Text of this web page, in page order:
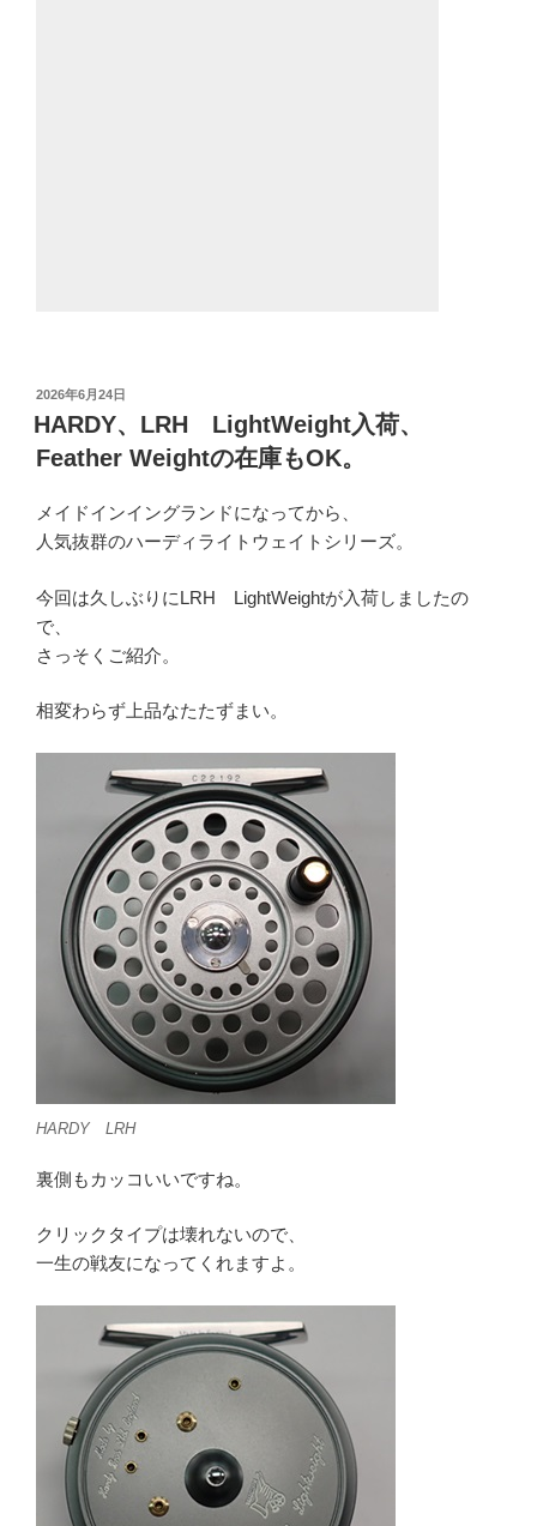
投
稿
日:
2026年6月24日
HARDY、LRH LightWeight入荷、
Feather Weightの在庫もOK。
メイドインイングランドになってから、
人気抜群のハーディライトウェイトシリーズ。
今回は久しぶりにLRH LightWeightが入荷しましたの
で、
さっそくご紹介。
相変わらず上品なたたずまい。
HARDY LRH
裏側もカッコいいですね。
クリックタイプは壊れないので、
一生の戦友になってくれますよ。